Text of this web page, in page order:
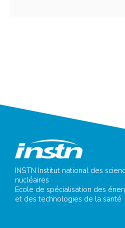
INSTN Institut national des
nucléaires
Ecole de spécialisation des
et des technologies de la santé